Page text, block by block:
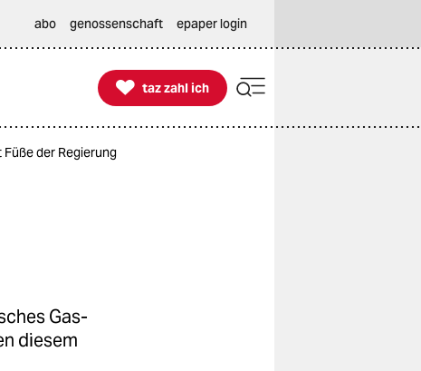
abo genossenschaft epaper login

taz zahl ich
taz zahl ich
der Regierung
Gas-
diesem